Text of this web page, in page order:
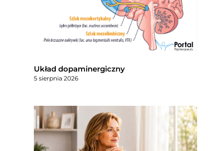
Układ dopaminergiczny
5 sierpnia 2026